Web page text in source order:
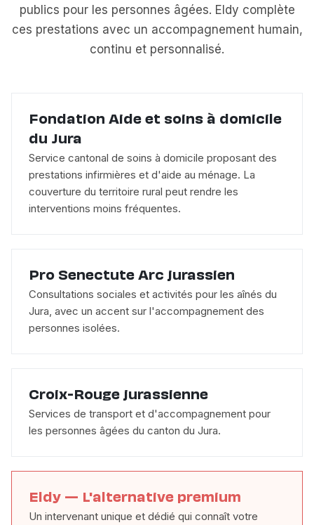
publics pour les personnes âgées. Eldy complète
ces prestations avec un accompagnement humain,
continu et personnalisé.
Fondation Aide et soins à domicile
du Jura
Service cantonal de soins à domicile proposant des
prestations infirmières et d'aide au ménage. La
couverture du territoire rural peut rendre les
interventions moins fréquentes.
Pro Senectute Arc jurassien
Consultations sociales et activités pour les aînés du
Jura, avec un accent sur l'accompagnement des
personnes isolées.
Croix-Rouge jurassienne
Services de transport et d'accompagnement pour
les personnes âgées du canton du Jura.
Eldy — L'alternative premium
Un intervenant unique et dédié qui connaît votre